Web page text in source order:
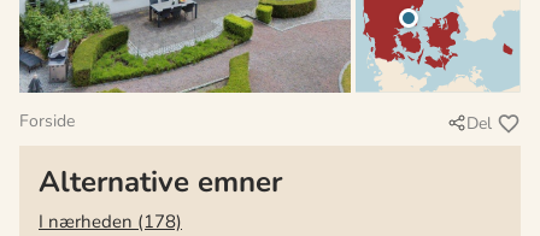
Forside Del
Alternative emner
I nærheden (178)